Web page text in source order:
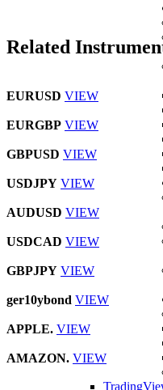
Related
EURUSD VIEW
EURGBP VIEW
GBPUSD VIEW
USDJPY VIEW
AUDUSD VIEW
USDCAD VIEW
GBPJPY VIEW
ger10ybond VIEW
APPLE. VIEW
AMAZON. VIEW